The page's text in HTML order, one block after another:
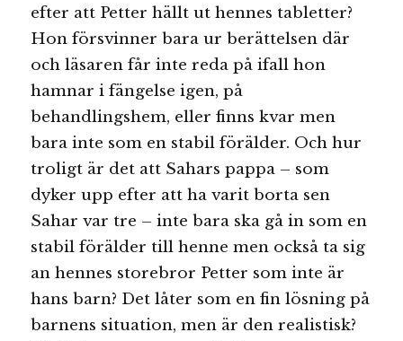
efter att Petter hällt ut hennes tabletter?
Hon försvinner bara ur berättelsen där
och läsaren får inte reda på ifall hon
hamnar i fängelse igen, på
behandlingshem, eller finns kvar men
bara inte som en stabil förälder. Och hur
troligt är det att Sahars pappa – som
dyker upp efter att ha varit borta sen
Sahar var tre – inte bara ska gå in som en
stabil förälder till henne men också ta sig
an hennes storebror Petter som inte är
hans barn? Det låter som en fin lösning på
barnens situation, men är den realistisk?